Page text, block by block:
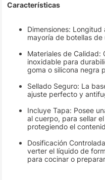
Características
Dimensiones:
mayoría de botellas
Materiales de Calidad:
inoxidable para
goma o silicona negra
Sellado Seguro: La
ajuste perfecto y
Incluye Tapa: Posee
al cuerpo, para sellar
protegiendo el
Dosificación
verter el líquido de
para cocinar o